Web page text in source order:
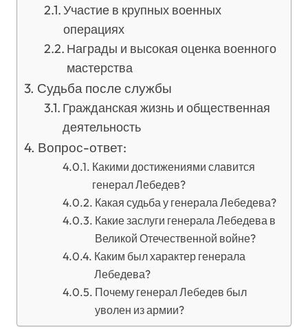
Участие в крупных военных
операциях
Награды и высокая оценка военного
мастерства
Судьба после службы
Гражданская жизнь и общественная
деятельность
Вопрос-ответ:
Какими достижениями славится
генерал Лебедев?
Какая судьба у генерала Лебедева?
Какие заслуги генерала Лебедева в
Великой Отечественной войне?
Каким был характер генерала
Лебедева?
Почему генерал Лебедев был
уволен из армии?